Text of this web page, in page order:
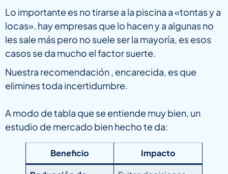
Lo importante es no tirarse a la piscina a «tontas y a
locas». hay empresas que lo hacen y a algunas no
les sale más pero no suele ser la mayoría, es esos
casos se da mucho el factor suerte.
Nuestra recomendación , encarecida, es que
elimines toda incertidumbre.
A modo de tabla que se entiende muy bien, un
estudio de mercado bien hecho te da:
Beneficio Impacto